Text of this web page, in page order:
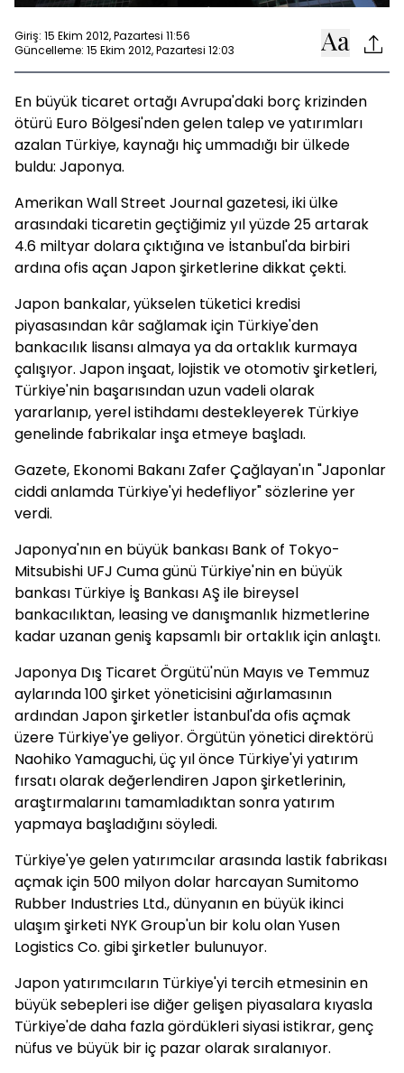
Giriş: 15 Ekim 2012, Pazartesi 11:56
Güncelleme: 15 Ekim 2012, Pazartesi 12:03
En büyük ticaret ortağı Avrupa'daki borç krizinden
ötürü Euro Bölgesi'nden gelen talep ve yatırımları
azalan Türkiye, kaynağı hiç ummadığı bir ülkede
buldu: Japonya.
Amerikan Wall Street Journal gazetesi, iki ülke
arasındaki ticaretin geçtiğimiz yıl yüzde 25 artarak
4.6 miltyar dolara çıktığına ve İstanbul'da birbiri
ardına ofis açan Japon şirketlerine dikkat çekti.
Japon bankalar, yükselen tüketici kredisi
piyasasından kâr sağlamak için Türkiye'den
bankacılık lisansı almaya ya da ortaklık kurmaya
çalışıyor. Japon inşaat, lojistik ve otomotiv şirketleri,
Türkiye'nin başarısından uzun vadeli olarak
yararlanıp, yerel istihdamı destekleyerek Türkiye
genelinde fabrikalar inşa etmeye başladı.
Gazete, Ekonomi Bakanı Zafer Çağlayan'ın "Japonlar
ciddi anlamda Türkiye'yi hedefliyor" sözlerine yer
verdi.
Japonya'nın en büyük bankası Bank of Tokyo-
Mitsubishi UFJ Cuma günü Türkiye'nin en büyük
bankası Türkiye İş Bankası AŞ ile bireysel
bankacılıktan, leasing ve danışmanlık hizmetlerine
kadar uzanan geniş kapsamlı bir ortaklık için anlaştı.
Japonya Dış Ticaret Örgütü'nün Mayıs ve Temmuz
aylarında 100 şirket yöneticisini ağırlamasının
ardından Japon şirketler İstanbul'da ofis açmak
üzere Türkiye'ye geliyor. Örgütün yönetici direktörü
Naohiko Yamaguchi, üç yıl önce Türkiye'yi yatırım
fırsatı olarak değerlendiren Japon şirketlerinin,
araştırmalarını tamamladıktan sonra yatırım
yapmaya başladığını söyledi.
Türkiye'ye gelen yatırımcılar arasında lastik fabrikası
açmak için 500 milyon dolar harcayan Sumitomo
Rubber Industries Ltd., dünyanın en büyük ikinci
ulaşım şirketi NYK Group'un bir kolu olan Yusen
Logistics Co. gibi şirketler bulunuyor.
Japon yatırımcıların Türkiye'yi tercih etmesinin en
büyük sebepleri ise diğer gelişen piyasalara kıyasla
Türkiye'de daha fazla gördükleri siyasi istikrar, genç
nüfus ve büyük bir iç pazar olarak sıralanıyor.